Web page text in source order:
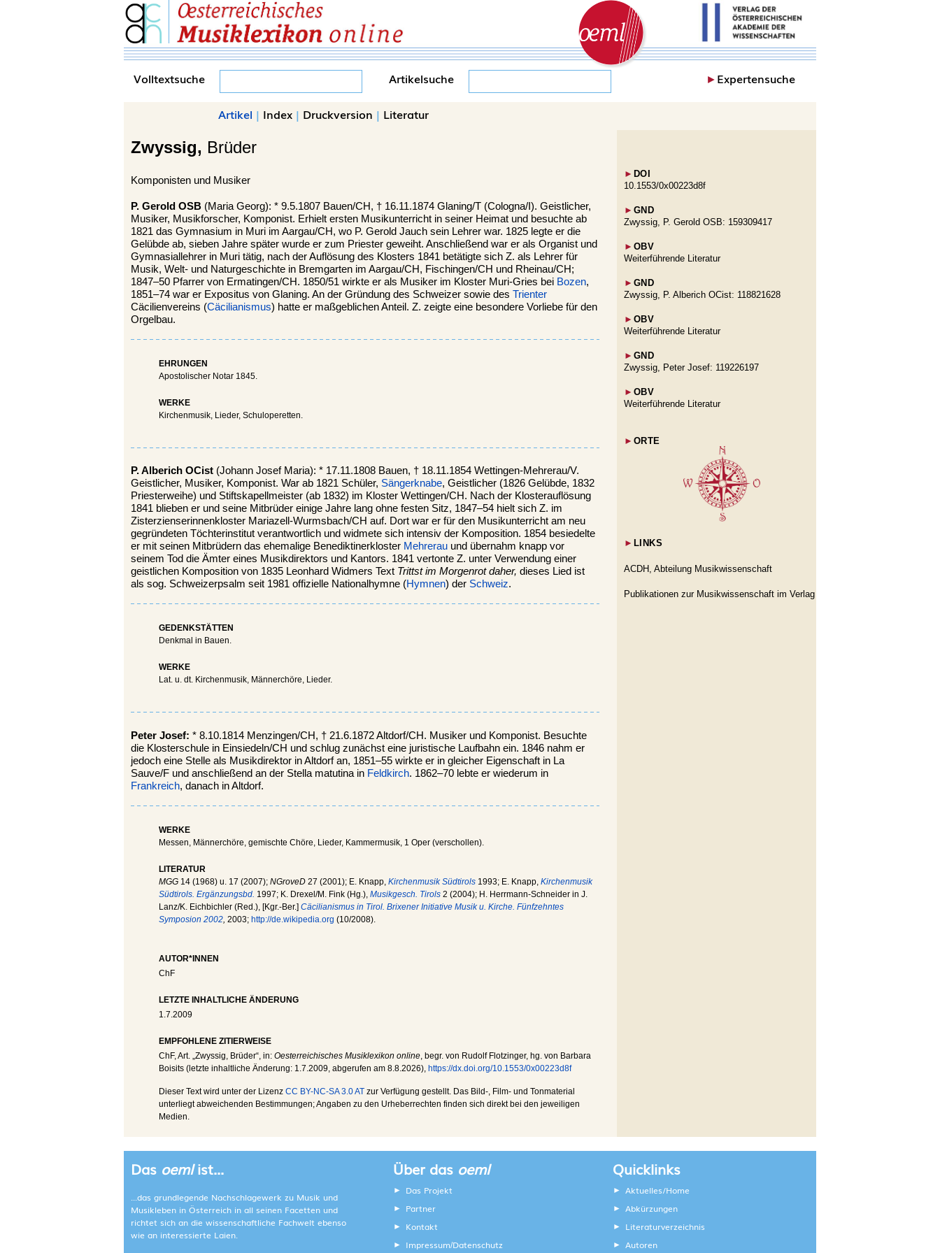
Volltextsuche Artikelsuche ►Expertensuche
Artikel | Index | Druckversion | Literatur
Zwyssig, Brüder
Komponisten und Musiker
P. Gerold OSB (Maria Georg): * 9.5.1807 Bauen/CH, † 16.11.1874 Glaning/T (Cologna/I). Geistlicher,
Musiker, Musikforscher, Komponist. Erhielt ersten Musikunterricht in seiner Heimat und besuchte ab
1821 das Gymnasium in Muri im Aargau/CH, wo P. Gerold Jauch sein Lehrer war. 1825 legte er die
Gelübde ab, sieben Jahre später wurde er zum Priester geweiht. Anschließend war er als Organist und
Gymnasiallehrer in Muri tätig, nach der Auflösung des Klosters 1841 betätigte sich Z. als Lehrer für
Musik, Welt- und Naturgeschichte in Bremgarten im Aargau/CH, Fischingen/CH und Rheinau/CH;
1847–50 Pfarrer von Ermatingen/CH. 1850/51 wirkte er als Musiker im Kloster Muri-Gries bei Bozen,
1851–74 war er Expositus von Glaning. An der Gründung des Schweizer sowie des Trienter
Cäcilienvereins (Cäcilianismus) hatte er maßgeblichen Anteil. Z. zeigte eine besondere Vorliebe für den
Orgelbau.
EHRUNGEN
Apostolischer Notar 1845.
WERKE
Kirchenmusik, Lieder, Schuloperetten.
P. Alberich OCist (Johann Josef Maria): * 17.11.1808 Bauen, † 18.11.1854 Wettingen-Mehrerau/V.
Geistlicher, Musiker, Komponist. War ab 1821 Schüler, Sängerknabe, Geistlicher (1826 Gelübde, 1832
Priesterweihe) und Stiftskapellmeister (ab 1832) im Kloster Wettingen/CH. Nach der Klosterauflösung
1841 blieben er und seine Mitbrüder einige Jahre lang ohne festen Sitz, 1847–54 hielt sich Z. im
Zisterzienserinnenkloster Mariazell-Wurmsbach/CH auf. Dort war er für den Musikunterricht am neu
gegründeten Töchterinstitut verantwortlich und widmete sich intensiv der Komposition. 1854 besiedelte
er mit seinen Mitbrüdern das ehemalige Benediktinerkloster Mehrerau und übernahm knapp vor
seinem Tod die Ämter eines Musikdirektors und Kantors. 1841 vertonte Z. unter Verwendung einer
geistlichen Komposition von 1835 Leonhard Widmers Text Trittst im Morgenrot daher, dieses Lied ist
als sog. Schweizerpsalm seit 1981 offizielle Nationalhymne (Hymnen) der Schweiz.
GEDENKSTÄTTEN
Denkmal in Bauen.
WERKE
Lat. u. dt. Kirchenmusik, Männerchöre, Lieder.
Peter Josef: * 8.10.1814 Menzingen/CH, † 21.6.1872 Altdorf/CH. Musiker und Komponist. Besuchte
die Klosterschule in Einsiedeln/CH und schlug zunächst eine juristische Laufbahn ein. 1846 nahm er
jedoch eine Stelle als Musikdirektor in Altdorf an, 1851–55 wirkte er in gleicher Eigenschaft in La
Sauve/F und anschließend an der Stella matutina in Feldkirch. 1862–70 lebte er wiederum in
Frankreich, danach in Altdorf.
WERKE
Messen, Männerchöre, gemischte Chöre, Lieder, Kammermusik, 1 Oper (verschollen).
LITERATUR
MGG 14 (1968) u. 17 (2007); NGroveD 27 (2001); E. Knapp, Kirchenmusik Südtirols 1993; E. Knapp, Kirchenmusik
Südtirols. Ergänzungsbd. 1997; K. Drexel/M. Fink (Hg.), Musikgesch. Tirols 2 (2004); H. Herrmann-Schneider in J.
Lanz/K. Eichbichler (Red.), [Kgr.-Ber.] Cäcilianismus in Tirol. Brixener Initiative Musik u. Kirche. Fünfzehntes
Symposion 2002, 2003; http://de.wikipedia.org (10/2008).
AUTOR*INNEN
ChF
LETZTE INHALTLICHE ÄNDERUNG
1.7.2009
EMPFOHLENE ZITIERWEISE
ChF, Art. „Zwyssig, Brüder“, in: Oesterreichisches Musiklexikon online, begr. von Rudolf Flotzinger, hg. von Barbara
Boisits (letzte inhaltliche Änderung: 1.7.2009, abgerufen am 8.8.2026), https://dx.doi.org/10.1553/0x00223d8f
Dieser Text wird unter der Lizenz CC BY-NC-SA 3.0 AT zur Verfügung gestellt. Das Bild-, Film- und Tonmaterial
unterliegt abweichenden Bestimmungen; Angaben zu den Urheberrechten finden sich direkt bei den jeweiligen
Medien.
► DOI
10.1553/0x00223d8f
► GND
Zwyssig, P. Gerold OSB: 159309417
► OBV
Weiterführende Literatur
► GND
Zwyssig, P. Alberich OCist: 118821628
► OBV
Weiterführende Literatur
► GND
Zwyssig, Peter Josef: 119226197
► OBV
Weiterführende Literatur
► ORTE
► LINKS
ACDH, Abteilung Musikwissenschaft
Publikationen zur Musikwissenschaft im Verlag
Das oemlist...
...das grundlegende Nachschlagewerk zu Musik und
Musikleben in Österreich in all seinen Facetten und
richtet sich an die wissenschaftliche Fachwelt ebenso
wie an interessierte Laien.
Über das oeml
Das Projekt
Partner
Kontakt
Impressum/Datenschutz
Quicklinks
Aktuelles/Home
Abkürzungen
Literaturverzeichnis
Autoren